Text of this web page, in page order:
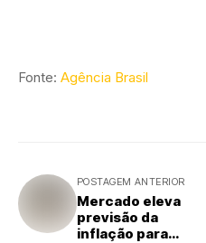
Fonte: Agência Brasil
POSTAGEM ANTERIOR
Mercado eleva
previsão da
inflação para